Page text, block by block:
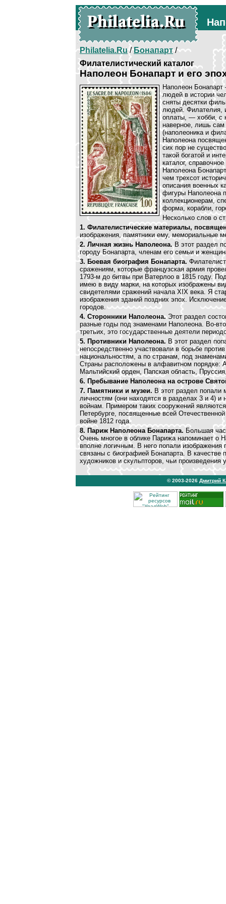
Philatelia.Ru/Бонапарт/
Филателистический каталог
Наполеон Бонапарт и его
Наполеон
людей в истории
сняты десятки
людей. Филателия,
оплаты, — хобби, с
наверное, лишь
(наполеоника и
Наполеона
сих пор не
такой богатой и
каталог,
Наполеона
чем трехсот
описания военных
фигуры Наполеона
коллекционерам,
форма, корабли,
Несколько слов о
1. Филателистические материалы,
изображения, памятники ему, мемориальные
2. Личная жизнь Наполеона.В этот раздел
городу Бонапарта, членам его семьи и
3. Боевая биография Бонапарта.
сражениям, которые французская армия
1793-м до битвы при Ватерлоо в 1815 году.
имею в виду марки, на которых изображены
свидетелями сражений начала XIX века. Я
изображения зданий поздних эпох.
городов.
4. Сторонники Наполеона.Этот раздел
разные годы под знаменами Наполеона. Во-
третьих, это государственные деятели
5. Противники Наполеона. В этот раздел
непосредственно участвовали в борьбе
национальностям, а по странам, под
Страны расположены в алфавитном порядке:
Мальтийский орден, Папская область,
6. Пребывание Наполеона на острове
7. Памятники и музеи. В этот раздел
личностям (они находятся в разделах 3 и 4)
войнам. Примером таких сооружений
Петербурге, посвященные всей
войне 1812 года.
8. Париж Наполеона Бонапарта. Большая
Очень многое в облике Парижа напоминает о
вполне логичным. В него попали изображения
связаны с биографией Бонапарта. В качестве
художников и скульпторов, чьи произведения
© 2003-2026 Дмитрий